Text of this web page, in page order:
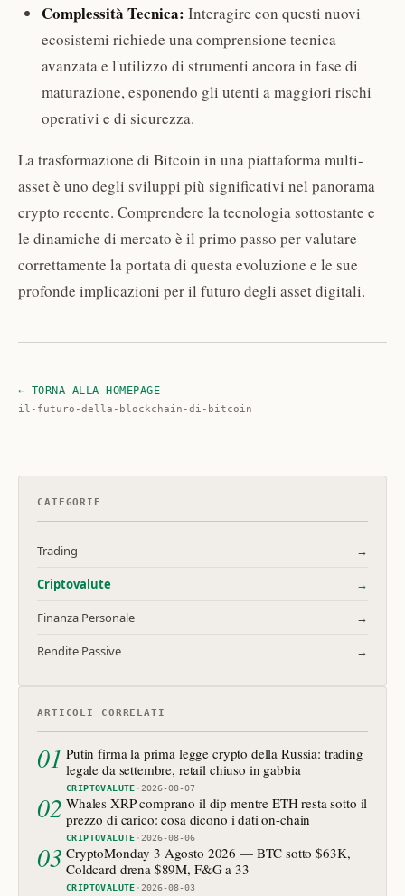
Complessità Tecnica: Interagire con questi nuovi
ecosistemi richiede una comprensione tecnica
avanzata e l'utilizzo di strumenti ancora in fase di
maturazione, esponendo gli utenti a maggiori rischi
operativi e di sicurezza.
La trasformazione di Bitcoin in una piattaforma multi-
asset è uno degli sviluppi più significativi nel panorama
crypto recente. Comprendere la tecnologia sottostante e
le dinamiche di mercato è il primo passo per valutare
correttamente la portata di questa evoluzione e le sue
profonde implicazioni per il futuro degli asset digitali.
← TORNA ALLA HOMEPAGE
il-futuro-della-blockchain-di-bitcoin
CATEGORIE
Trading →
Criptovalute →
Finanza Personale →
Rendite Passive →
ARTICOLI CORRELATI
01 Putin firma la prima legge crypto della Russia: trading
legale da settembre, retail chiuso in gabbia
CRIPTOVALUTE ·2026-08-07
02 Whales XRP comprano il dip mentre ETH resta sotto il
prezzo di carico: cosa dicono i dati on-chain
CRIPTOVALUTE ·2026-08-06
03 CryptoMonday 3 Agosto 2026 — BTC sotto $63K,
Coldcard drena $89M, F&G a 33
CRIPTOVALUTE ·2026-08-03